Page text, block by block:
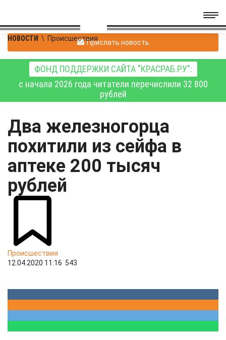
НОВОСТИ \ ПроисшествияПрислать новость
ФОНД ПОДДЕРЖКИ САЙТА "КРАСРАБ.РУ":
с начала 2026 года читатели перечислили 32 800
рублей
Два железногорца
похитили из сейфа в
аптеке 200 тысяч
рублей
Происшествия
12.04.2020 11:16 543